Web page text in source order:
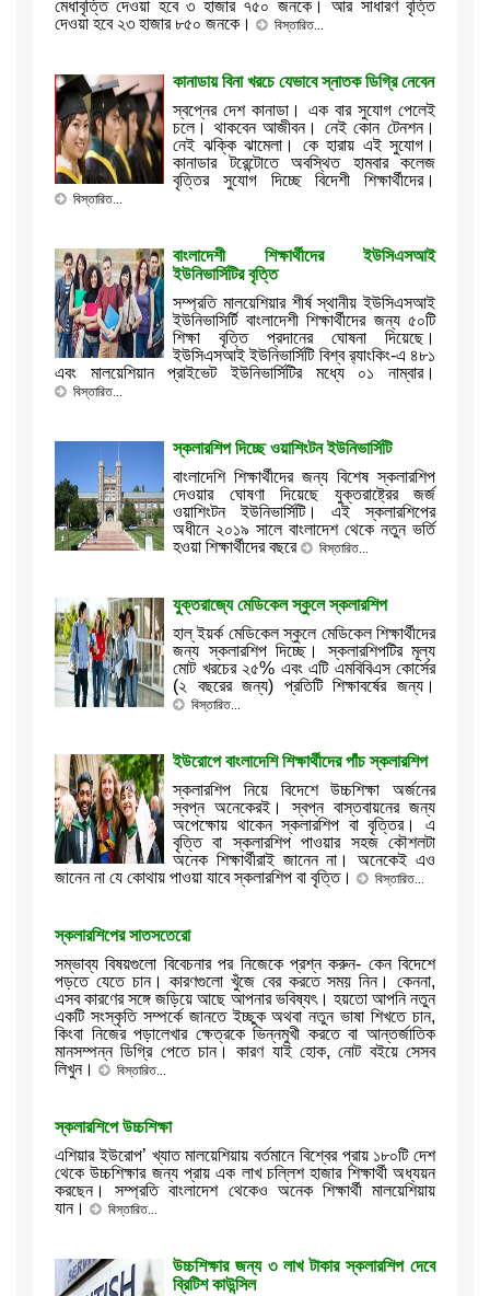
মেধাবৃত্তি দেওয়া হবে ৩ হাজার ৭৫০ জনকে। আর সাধারণ বৃত্তি
দেওয়া হবে ২৩ হাজার ৮৫০ জনকে।
বিস্তারিত...
কানাডায় বিনা খরচে যেভাবে স্নাতক ডিগ্রি নেবেন
স্বপ্নের দেশ কানাডা। এক বার সুযোগ পেলেই
চলে। থাকবেন আজীবন। নেই কোন টেনশন।
নেই ঝক্কি ঝামেলা। কে হারায় এই সুযোগ।
কানাডার টরেন্টোতে অবস্থিত হামবার কলেজ
বৃত্তির সুযোগ দিচ্ছে বিদেশী শিক্ষার্থীদের।
বিস্তারিত...
বাংলাদেশী শিক্ষার্থীদের ইউসিএসআই
ইউনিভার্সিটির বৃত্তি
সম্প্রতি মালয়েশিয়ার শীর্ষ স্থানীয় ইউসিএসআই
ইউনিভাসির্টি বাংলাদেশী শিক্ষার্থীদের জন্য ৫০টি
শিক্ষা বৃত্তি প্রদানের ঘোষনা দিয়েছে।
ইউসিএসআই ইউনিভার্সিটি বিশ্ব র‌্যাংকিং-এ ৪৮১
এবং মালয়েশিয়ান প্রাইভেট ইউনিভার্সিটির মধ্যে ০১ নাম্বার।
বিস্তারিত...
স্কলারশিপ দিচ্ছে ওয়াশিংটন ইউনিভার্সিটি
বাংলাদেশি শিক্ষার্থীদের জন্য বিশেষ স্কলারশিপ
দেওয়ার ঘোষণা দিয়েছে যুক্তরাষ্ট্রের জর্জ
ওয়াশিংটন ইউনিভার্সিটি। এই স্কলারশিপের
অধীনে ২০১৯ সালে বাংলাদেশ থেকে নতুন ভর্তি
হওয়া শিক্ষার্থীদের বছরে
বিস্তারিত...
যুক্তরাজ্যে মেডিকেল স্কুলে স্কলারশিপ
হাল্‌ ইয়র্ক মেডিকেল স্কুলে মেডিকেল শিক্ষার্থীদের
জন্য স্কলারশিপ দিচ্ছে। স্কলারশিপটির মূল্য
মোট খরচের ২৫% এবং এটি এমবিবিএস কোর্সের
(২ বছরের জন্য) প্রতিটি শিক্ষাবর্ষের জন্য।
বিস্তারিত...
ইউরোপে বাংলাদেশি শিক্ষার্থীদের পাঁচ স্কলারশিপ
স্কলারশিপ নিয়ে বিদেশে উচ্চশিক্ষা অর্জনের
স্বপ্ন অনেকেরই। স্বপ্ন বাস্তবায়নের জন্য
অপেক্ষোয় থাকেন স্কলারশিপ বা বৃত্তির। এ
বৃত্তি বা স্কলারশিপ পাওয়ার সহজ কৌশলটা
অনেক শিক্ষার্থীরাই জানেন না। অনেকেই এও
জানেন না যে কোথায় পাওয়া যাবে স্কলারশিপ বা বৃত্তি।
বিস্তারিত...
স্কলারশিপের সাতসতেরো
সম্ভাব্য বিষয়গুলো বিবেচনার পর নিজেকে প্রশ্ন করুন- কেন বিদেশে
পড়তে যেতে চান। কারণগুলো খুঁজে বের করতে সময় নিন। কেননা,
এসব কারণের সঙ্গে জড়িয়ে আছে আপনার ভবিষ্যৎ। হয়তো আপনি নতুন
একটি সংস্কৃতি সম্পর্কে জানতে ইচ্ছুক অথবা নতুন ভাষা শিখতে চান,
কিংবা নিজের পড়ালেখার ক্ষেত্রকে ভিন্নমুখী করতে বা আন্তর্জাতিক
মানসম্পন্ন ডিগ্রি পেতে চান। কারণ যাই হোক, নোট বইয়ে সেসব
লিখুন।
বিস্তারিত...
স্কলারশিপে উচ্চশিক্ষা
এশিয়ার ইউরোপ’ খ্যাত মালয়েশিয়ায় বর্তমানে বিশ্বের প্রায় ১৮০টি দেশ
থেকে উচ্চশিক্ষার জন্য প্রায় এক লাখ চল্লিশ হাজার শিক্ষার্থী অধ্যয়ন
করছেন। সম্প্রতি বাংলাদেশ থেকেও অনেক শিক্ষার্থী মালয়েশিয়ায়
যান।
বিস্তারিত...
উচ্চশিক্ষার জন্য ৩ লাখ টাকার স্কলারশিপ দেবে
ব্রিটিশ কাউন্সিল